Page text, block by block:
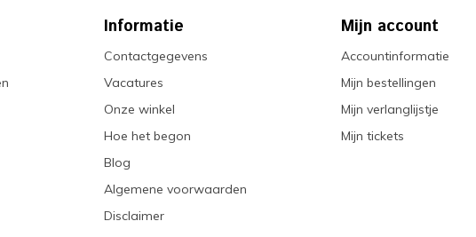
Informatie
Contactgegevens
Vacatures
Onze winkel
Hoe het begon
Blog
Algemene voorwaarden
Disclaimer
Mijn account
Accountinformatie
Mijn bestellingen
Mijn verlanglijstje
Mijn tickets